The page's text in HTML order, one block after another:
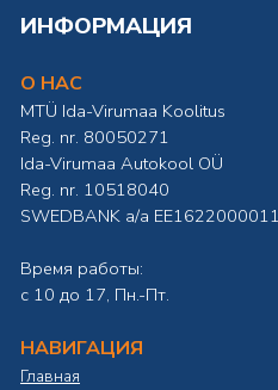
ИНФОРМАЦИЯ
О НАС
MTÜ Ida-Virumaa Koolitus
Reg. nr. 80050271
Ida-Virumaa Autokool OÜ
Reg. nr. 10518040
SWEDBANK а/а
Время работы:
с 10 до 17, Пн.-Пт.
НАВИГАЦИЯ
Главная